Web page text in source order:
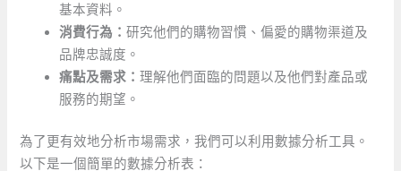
基本資料。
消費行為：研究他們的購物習慣、偏愛的購物渠道及
品牌忠誠度。
痛點及需求：理解他們面臨的問題以及他們對產品或
服務的期望。
為了更有效地分析市場需求，我們可以利用數據分析工具。
以下是一個簡單的數據分析表：